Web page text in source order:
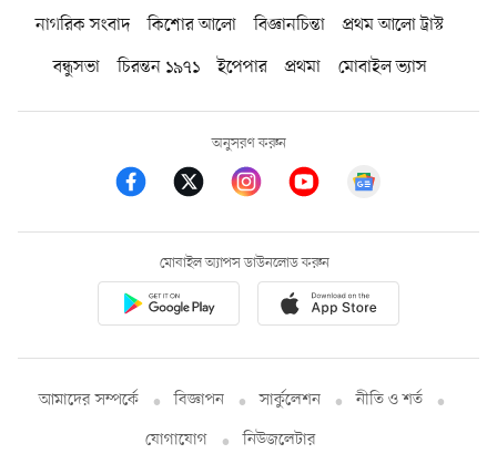
নাগরিক সংবাদ কিশোর আলো বিজ্ঞানচিন্তা
প্রথম আলো ট্রাস্ট
বন্ধুসভা
চিরন্তন ১৯৭১ ইপেপার প্রথমা মোবাইল ভ্যাস
অনুসরণ করুন
মোবাইল অ্যাপস ডাউনলোড করুন
আমাদের সম্পর্কে বিজ্ঞাপন সার্কুলেশন
নীতি ও শর্ত
যোগাযোগ
নিউজলেটার